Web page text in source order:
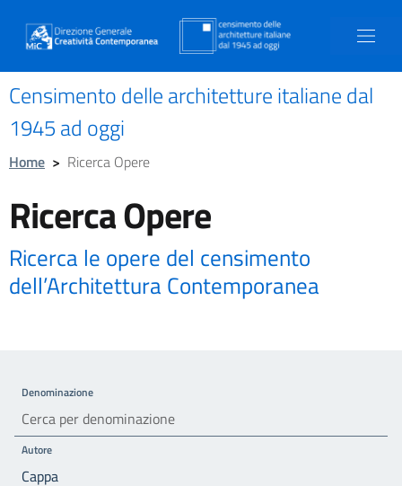
Censimento delle architetture italiane dal
1945 ad oggi
Home > Ricerca Opere
Ricerca Opere
Ricerca le opere del censimento
dell’Architettura Contemporanea
Denominazione
Autore